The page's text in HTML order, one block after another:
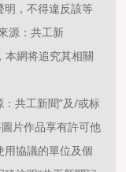
明，不得違反該等
源：共工新
本網将追究其相關
共工新聞”及/或标
片作品享有許可他
用協議的單位及個